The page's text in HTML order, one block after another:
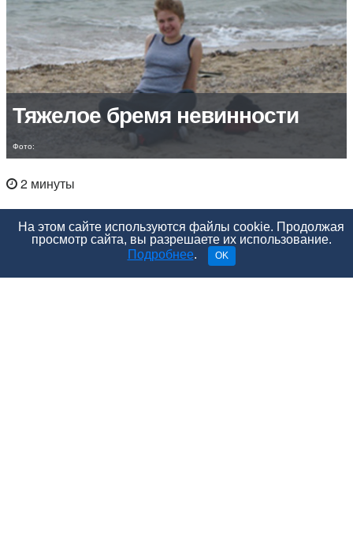
Тяжелое бремя невинности
Фото:
2 минуты
На этом сайте используются файлы cookie. Продолжая
просмотр сайта, вы разрешаете их использование.
Подробнее. OK